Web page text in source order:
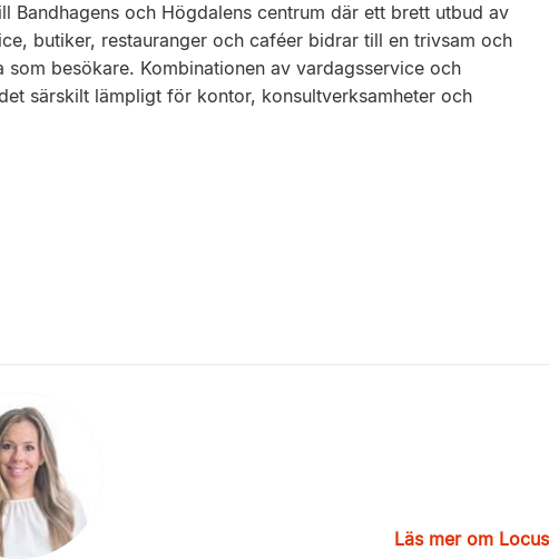
Bandhagens och Högdalens centrum där ett brett utbud av
butiker, restauranger och caféer bidrar till en trivsam och
besökare. Kombinationen av vardagsservice och
särskilt lämpligt för kontor, konsultverksamheter och
Läs mer om